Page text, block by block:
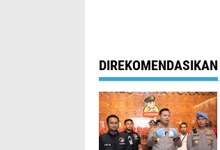
DIREKOMENDASIKAN